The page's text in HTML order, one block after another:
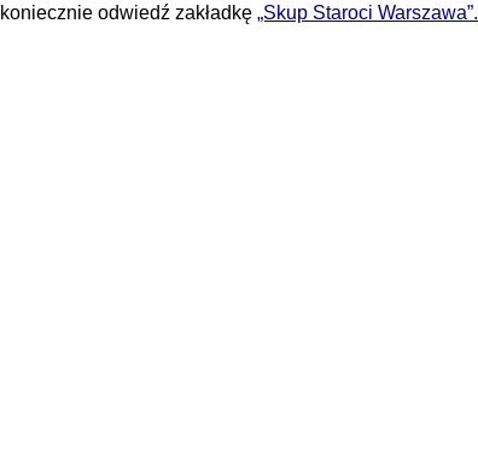
koniecznie odwiedź zakładkę „Skup Staroci Warszawa”.